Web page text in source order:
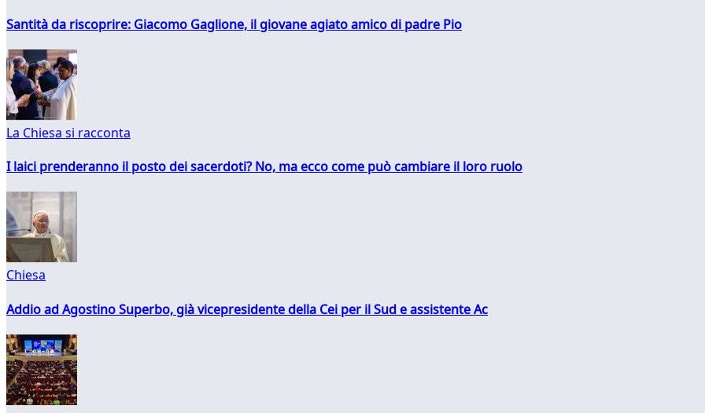
Santità da riscoprire: Giacomo Gaglione, il giovane agiato amico di padre Pio
La Chiesa si racconta
I laici prenderanno il posto dei sacerdoti? No, ma ecco come può cambiare il loro ruolo
Chiesa
Addio ad Agostino Superbo, già vicepresidente della Cei per il Sud e assistente Ac